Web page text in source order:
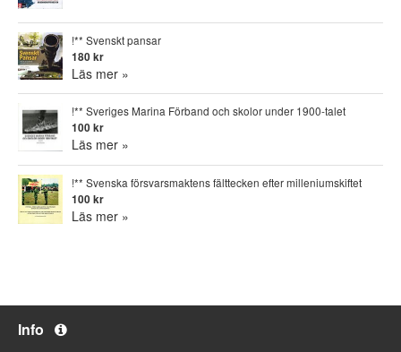
!** Svenskt pansar
180 kr
Läs mer »
!** Sveriges Marina Förband och skolor under 1900-talet
100 kr
Läs mer »
!** Svenska försvarsmaktens fälttecken efter milleniumskiftet
100 kr
Läs mer »
Info